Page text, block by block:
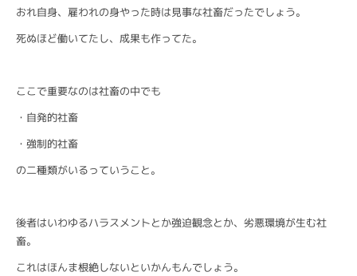
おれ自身、雇われの身やった時は見事な社畜だったでしょう。
死ぬほど働いてたし、成果も作ってた。
ここで重要なのは社畜の中でも
・自発的社畜
・強制的社畜
の二種類がいるっていうこと。
後者はいわゆるハラスメントとか強迫観念とか、劣悪環境が生む社
畜。
これはほんま根絶しないといかんもんでしょう。